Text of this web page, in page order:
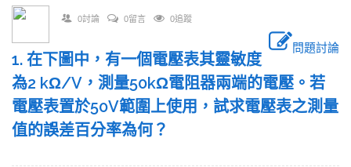
0討論 0留言 0追蹤
問題討論
1. 在下圖中，有一個電壓表其靈敏度
為2 kΩ/V，測量50kΩ電阻器兩端的電壓。若
電壓表置於50V範圍上使用，試求電壓表之測量
值的誤差百分率為何？